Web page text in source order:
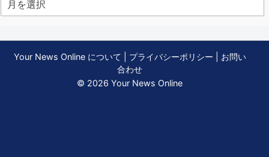
Your News Online について プライバシーポリシー
お問い
合わせ
© 2026 Your News Online